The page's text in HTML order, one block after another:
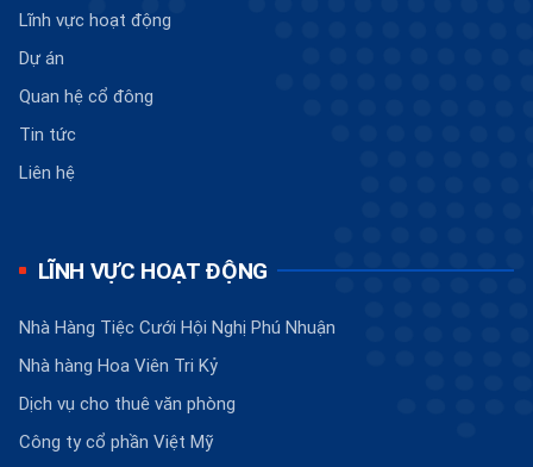
Lĩnh vực hoạt động
Dự án
Quan hệ cổ đông
Tin tức
Liên hệ
LĨNH VỰC HOẠT ĐỘNG
Nhà Hàng Tiệc Cưới Hội Nghị Phú Nhuận
Nhà hàng Hoa Viên Tri Kỷ
Dịch vụ cho thuê văn phòng
Công ty cổ phần Việt Mỹ